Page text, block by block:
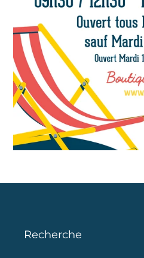
Recherche